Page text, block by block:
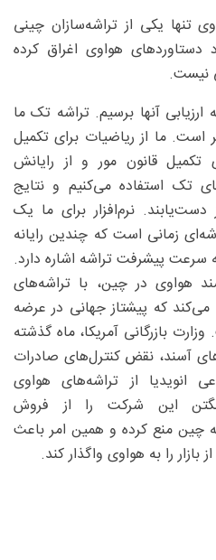
تنها یکی از تراشه‌سازان چینی
دستاوردهای هواوی اغراق کرده
نیست.
آنها برسیم. تراشه تک ما
است. ما از ریاضیات برای تکمیل
تکمیل قانون مور و از رایانش
تک استفاده می‌کنیم و نتایج
نرم‌افزار برای ما یک
زمانی است که چندین رایانه
سرعت پیشرفت تراشه اشاره دارد.
هواوی در چین، با تراشه‌های
می‌کند که پیشتاز جهانی در عرضه
بازرگانی آمریکا، ماه گذشته
آسند، نقض کنترل‌های صادرات
از تراشه‌های هواوی
این شرکت را از فروش
چین منع کرده و همین امر باعث
را به هواوی واگذار کند.